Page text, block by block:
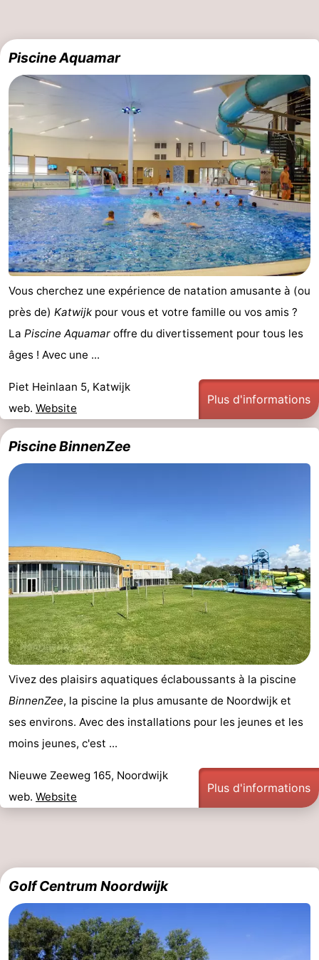
Duin
Scheveningen
-
La
Haye
-
Rotterdam
Rockanje
Météo
Contact
Piscine Aquamar
Vous cherchez une expérience de natation amusante à (ou
près de) Katwijk pour vous et votre famille ou vos amis ?
La Piscine Aquamar offre du divertissement pour tous les
âges ! Avec une ...
Piet Heinlaan 5, Katwijk
web. Website
Plus d'informations
Piscine BinnenZee
Vivez des plaisirs aquatiques éclaboussants à la piscine
BinnenZee, la piscine la plus amusante de Noordwijk et
ses environs. Avec des installations pour les jeunes et les
moins jeunes, c'est ...
Nieuwe Zeeweg 165, Noordwijk
web. Website
Plus d'informations
Golf Centrum Noordwijk